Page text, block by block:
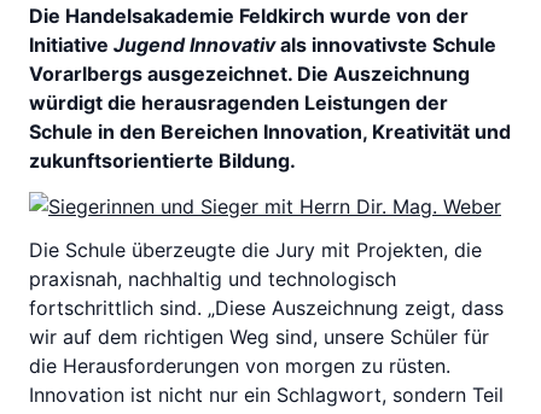
Die Handelsakademie Feldkirch wurde von der
Initiative Jugend Innovativals innovativste Schule
Vorarlbergs ausgezeichnet. Die Auszeichnung
würdigt die herausragenden Leistungen der
Schule in den Bereichen Innovation, Kreativität und
zukunftsorientierte Bildung.
Die Schule überzeugte die Jury mit Projekten, die
praxisnah, nachhaltig und technologisch
fortschrittlich sind. „Diese Auszeichnung zeigt, dass
wir auf dem richtigen Weg sind, unsere Schüler für
die Herausforderungen von morgen zu rüsten.
Innovation ist nicht nur ein Schlagwort, sondern Teil